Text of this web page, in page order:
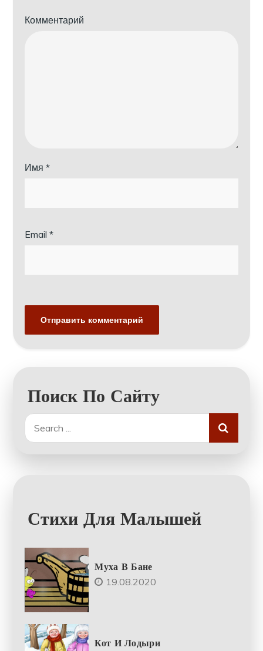
Комментарий
Имя*
Email*
Поиск По Сайту
Search
for:
Стихи Для Малышей
Муха В Бане
19.08.2020
Кот И Лодыри